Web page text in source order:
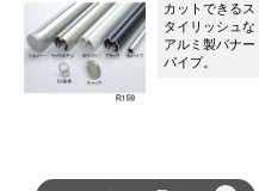
カットできるス
タイリッシュな
アルミ製バナー
パイプ。